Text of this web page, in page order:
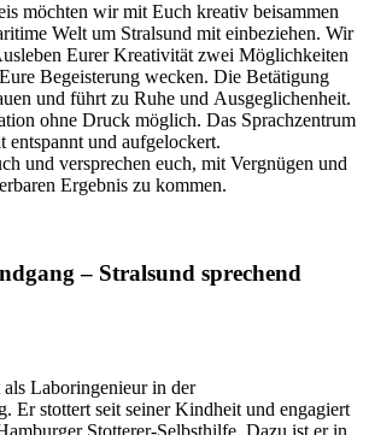
möchten wir mit Euch kreativ beisammen
Welt um Stralsund mit einbeziehen. Wir
Eurer Kreativität zwei Möglichkeiten
Begeisterung wecken. Die Betätigung
und führt zu Ruhe und Ausgeglichenheit.
ohne Druck möglich. Das Sprachzentrum
und aufgelockert.
und versprechen euch, mit Vergnügen und
Ergebnis zu kommen.
– Stralsund sprechend
Laboringenieur in der
Er stottert seit seiner Kindheit und engagiert
Stotterer-Selbsthilfe. Dazu ist er in